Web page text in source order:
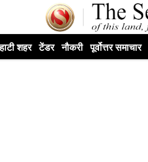
शहर टेंडर नौकरी पूर्वोत्तर समाचार